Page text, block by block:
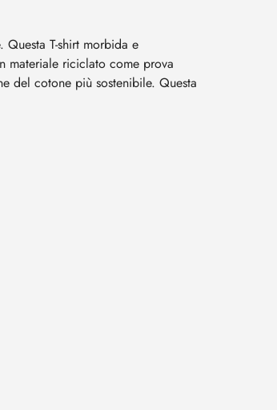
T-shirt morbida e
materiale riciclato come prova
del cotone più sostenibile. Questa